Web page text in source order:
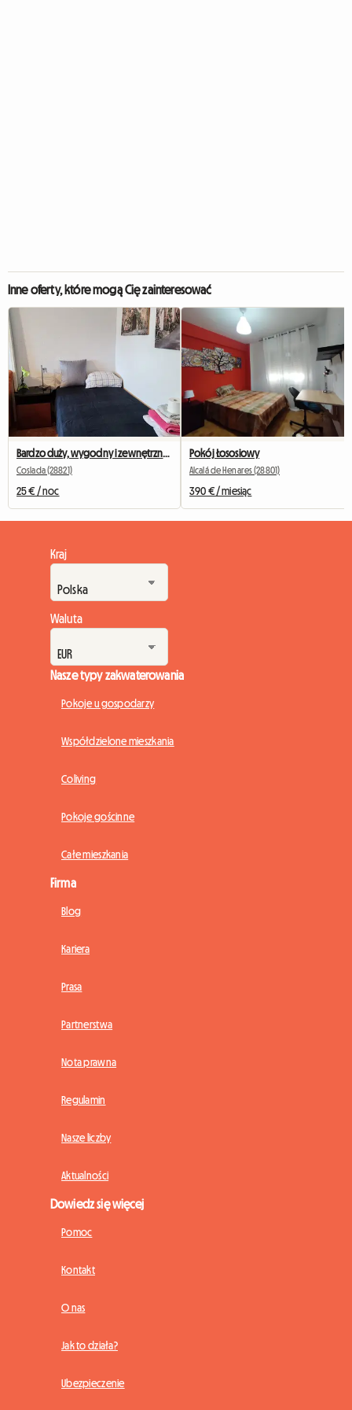
Inne oferty, które mogą Cię zainteresować
Coslada (28821)
25 € / noc
Pokój Łososiowy
Alcalá de Henares (28801)
390 € / miesiąc
Kraj
Waluta
Nasze typy zakwaterowania
Pokoje u gospodarzy
Współdzielone mieszkania
Coliving
Pokoje gościnne
Całe mieszkania
Firma
Blog
Kariera
Prasa
Partnerstwa
Nota prawna
Regulamin
Nasze liczby
Aktualności
Dowiedz się więcej
Pomoc
Kontakt
O nas
Jak to działa?
Ubezpieczenie